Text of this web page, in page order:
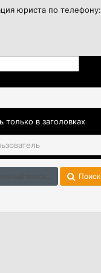
юриста по телефону:
только в заголовках
Поиск